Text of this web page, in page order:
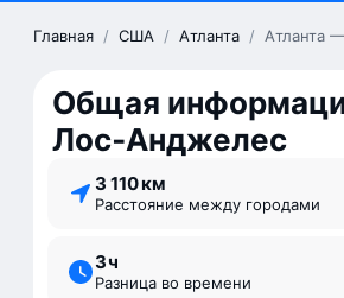
Главная / США / Атланта / Атланта
Общая
Лос‑Анджелес
3 110 км
Расстояние между городами
3 ⁠ч
Разница во времени